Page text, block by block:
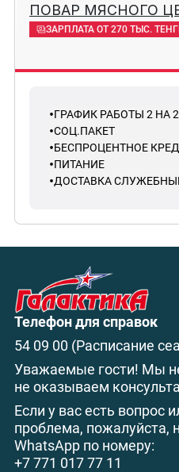
ПОВАР МЯСНОГО
ЗАРПЛАТА ОТ 270 ТЫС.
ГРАФИК РАБОТЫ 2 НА
СОЦ.ПАКЕТ
БЕСПРОЦЕНТНОЕ
ПИТАНИЕ
ДОСТАВКА
Телефон для справок
54 09 00 (Расписание
Уважаемые гости! Мы
не оказываем
Если у вас есть вопрос
проблема, пожалуйста,
WhatsApp по номеру:
+7 771 017 77 11